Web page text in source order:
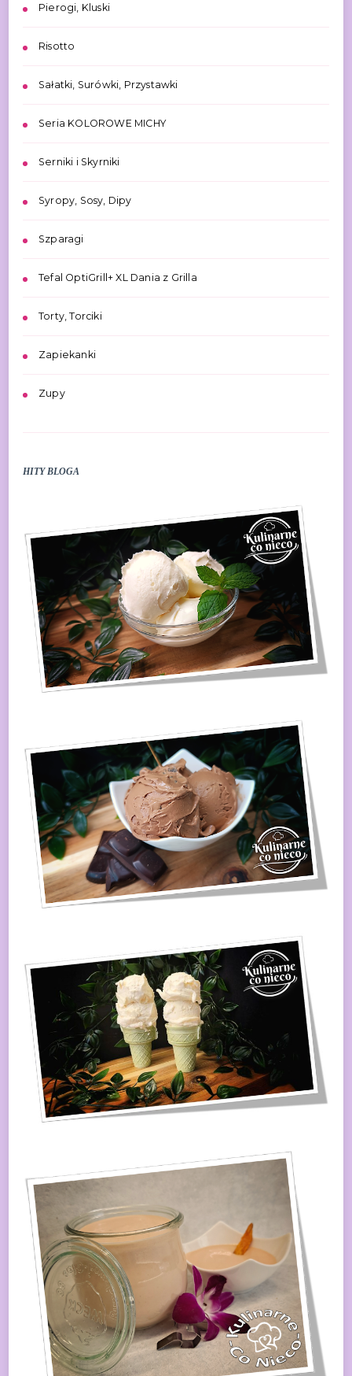
Pierogi, Kluski
Risotto
Sałatki, Surówki, Przystawki
Seria KOLOROWE MICHY
Serniki i Skyrniki
Syropy, Sosy, Dipy
Szparagi
Tefal OptiGrill+ XL Dania z Grilla
Torty, Torciki
Zapiekanki
Zupy
HITY BLOGA